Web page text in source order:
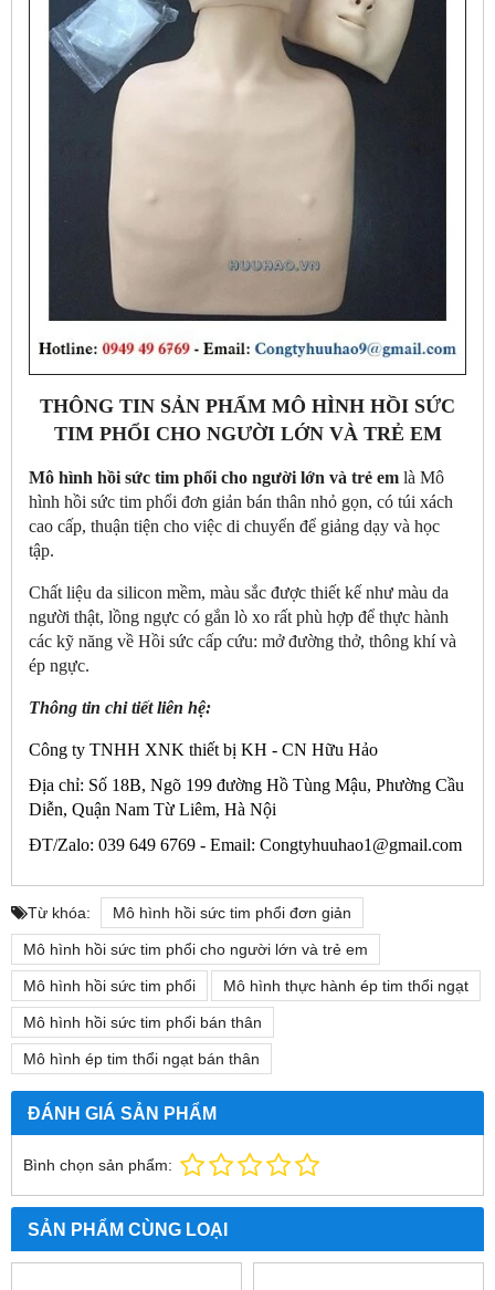
THÔNG TIN SẢN PHẨM MÔ HÌNH HỒI SỨC
TIM PHỔI CHO NGƯỜI LỚN VÀ TRẺ EM
Mô hình hồi sức tim phổi cho người lớn và trẻ em là Mô
hình hồi sức tim phổi đơn giản bán thân nhỏ gọn, có túi xách
cao cấp, thuận tiện cho việc di chuyển để giảng dạy và học
tập.
Chất liệu da silicon mềm, màu sắc được thiết kế như màu da
người thật, lồng ngực có gắn lò xo rất phù hợp để thực hành
các kỹ năng về Hồi sức cấp cứu: mở đường thở, thông khí và
ép ngực.
Thông tin chi tiết liên hệ:
Công ty TNHH XNK thiết bị KH - CN Hữu Hảo
Địa chỉ: Số 18B, Ngõ 199 đường Hồ Tùng Mậu, Phường Cầu
Diễn, Quận Nam Từ Liêm, Hà Nội
ĐT/Zalo: 039 649 6769 - Email: Congtyhuuhao1@gmail.com
Từ khóa: Mô hình hồi sức tim phổi đơn giản
Mô hình hồi sức tim phổi cho người lớn và trẻ em
Mô hình hồi sức tim phổi Mô hình thực hành ép tim thổi ngạt
Mô hình hồi sức tim phổi bán thân
Mô hình ép tim thổi ngạt bán thân
ĐÁNH GIÁ SẢN PHẨM
Bình chọn sản phẩm:
SẢN PHẨM CÙNG LOẠI